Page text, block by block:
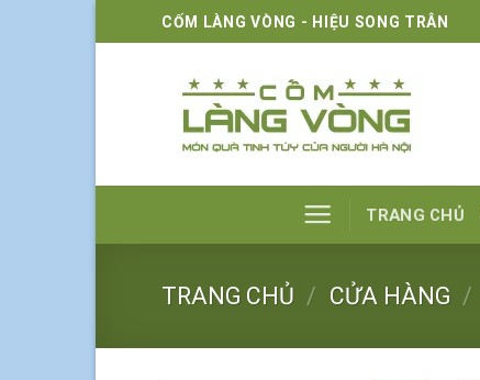
to
CỐM LÀNG VÒNG - HIỆU SONG TRÂN
TRANG CHỦ
TRANG CHỦ / CỬA HÀNG /